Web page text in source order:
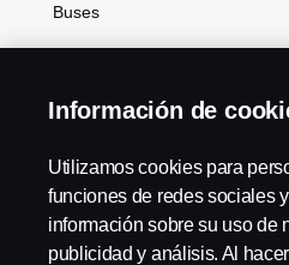
Buses
Atributos
Scania in Your Region:
Información de
Utilizamos cookies para
funciones de redes sociales
información sobre su uso de
publicidad y análisis. Al